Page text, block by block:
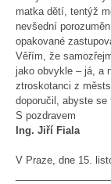
matka dětí, tentýž
nevšední
opakované
Věřím, že
jako obvykle – já, a
ztroskotanci z
doporučil, abyste se
S pozdravem
Ing. Jiří Fiala
V Praze, dne 15.